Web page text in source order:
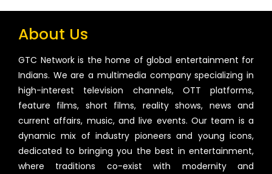
About Us
GTC Network is the home of global entertainment for
Indians. We are a multimedia company specializing in
high-interest television channels, OTT platforms,
feature films, short films, reality shows, news and
current affairs, music, and live events. Our team is a
dynamic mix of industry pioneers and young icons,
dedicated to bringing you the best in entertainment,
where traditions co-exist with modernity and